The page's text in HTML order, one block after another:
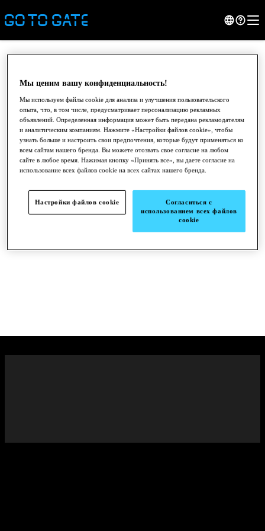
●●●
Мы ценим вашу конфиденциальность!
Мы используем файлы cookie для анализа и улучшения пользовательского
опыта, что, в том числе, предусматривает персонализацию рекламных
объявлений. Определенная информация может быть передана рекламодателям
и аналитическим компаниям. Нажмите «Настройки файлов cookie», чтобы
узнать больше и настроить свои предпочтения, которые будут применяться ко
всем сайтам нашего бренда. Вы можете отозвать свое согласие на любом
сайте в любое время. Нажимая кнопку «Принять все», вы даете согласие на
использование всех файлов cookie на всех сайтах нашего бренда.
Настройки файлов cookie
Согласиться с
использованием всех файлов
cookie